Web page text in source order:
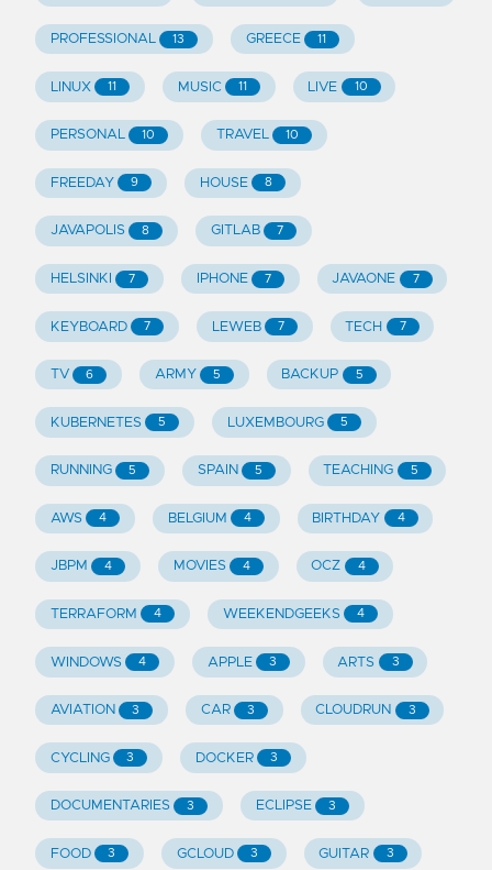
PROFESSIONAL 13 GREECE 11
LINUX 11 MUSIC 11 LIVE 10
PERSONAL 10 TRAVEL 10
FREEDAY 9 HOUSE 8
JAVAPOLIS 8 GITLAB 7
HELSINKI 7 IPHONE 7 JAVAONE 7
KEYBOARD 7 LEWEB 7 TECH 7
TV 6 ARMY 5 BACKUP 5
KUBERNETES 5 LUXEMBOURG 5
RUNNING 5 SPAIN 5 TEACHING 5
AWS 4 BELGIUM 4 BIRTHDAY 4
JBPM 4 MOVIES 4 OCZ 4
TERRAFORM 4 WEEKENDGEEKS 4
WINDOWS 4 APPLE 3 ARTS 3
AVIATION 3 CAR 3 CLOUDRUN 3
CYCLING 3 DOCKER 3
DOCUMENTARIES 3 ECLIPSE 3
FOOD 3 GCLOUD 3 GUITAR 3